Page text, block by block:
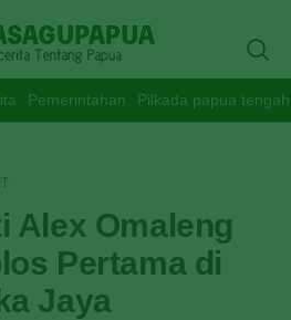
Pemerintahan Pilkada papua tengah
Alex Omaleng
Pertama di
Jaya